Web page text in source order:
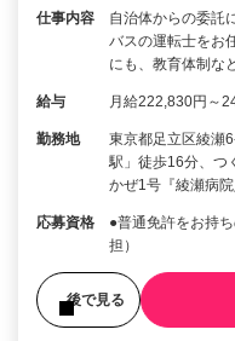
仕事内容
自治体からの委託
バスの運転士をお
にも、教育体制な
給与 月給222,830円～
勤務地
東京都足立区綾瀬
駅」徒歩16分、つ
かぜ1号『綾瀬病
応募資格
●普通免許をお持
担）
後で見る